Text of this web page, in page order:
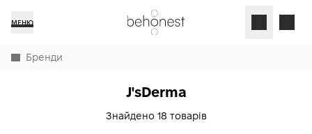
МЕНЮ
Бренди
J'sDerma
Знайдено 18 товарів